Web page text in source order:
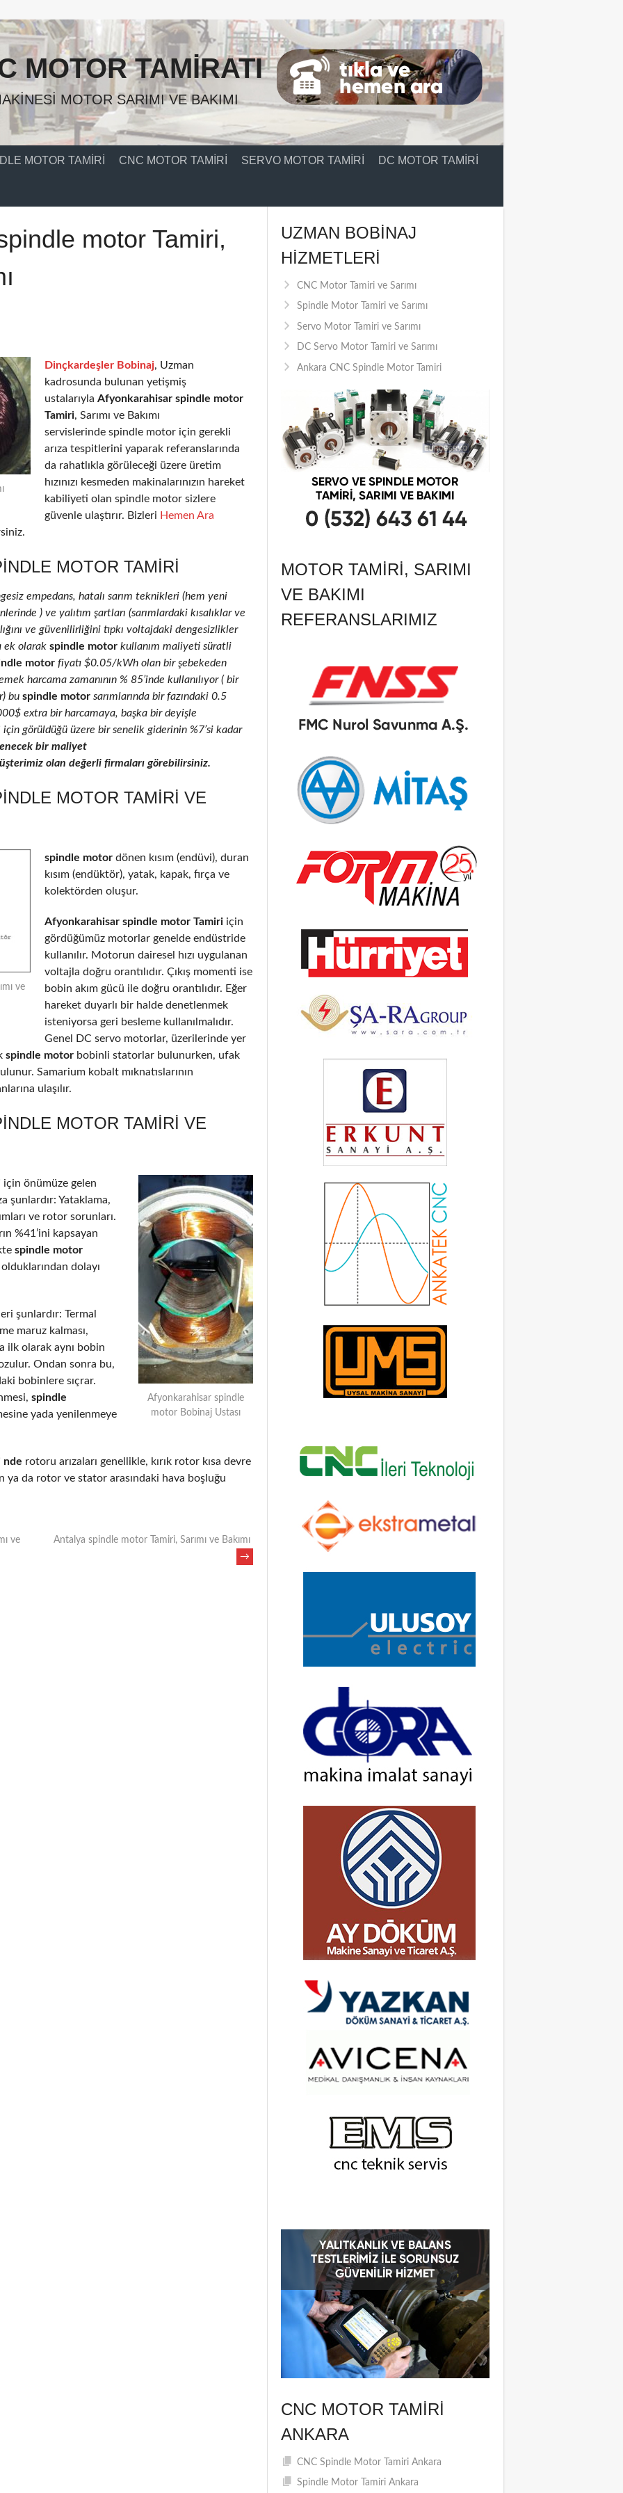
MOTOR TAMIRATI
MOTOR SARIMI VE BAKIMI
MOTOR TAMIRI CNC MOTOR TAMIRI SERVO MOTOR TAMIRI DC MOTOR TAMIRI
motor Tamiri,
Dinçkardeşler Bobinaj, Uzman
kadrosunda bulunan yetişmiş
ustalarıyla Afyonkarahisar spindle motor
Tamiri, Sarımı ve Bakımı
servislerinde spindle motor için gerekli
arıza tespitlerini yaparak referanslarında
da rahatlıkla görüleceği üzere üretim
hızınızı kesmeden makinalarınızın hareket
kabiliyeti olan spindle motor sizlere
güvenle ulaştırır. Bizleri Hemen Ara
MOTOR TAMIRI
empedans, hatalı sarım teknikleri (hem yeni
) ve yalıtım şartları (sarımlardaki kısalıklar ve
ve güvenilirliğini tıpkı voltajdaki dengesizlikler
ek olarak spindle motor kullanım maliyeti süratli
motor fiyatı $0.05/kWh olan bir şebekeden
harcama zamanının % 85’inde kullanılıyor ( bir
bu spindle motor sarımlarında bir fazındaki 0.5
extra bir harcamaya, başka bir deyişle
için görüldüğü üzere bir senelik giderinin %7’si kadar
bir maliyet
olan değerli firmaları görebilirsiniz.
MOTOR TAMIRI VE
ve
spindle motor dönen kısım (endüvi), duran
kısım (endüktör), yatak, kapak, fırça ve
kolektörden oluşur.
Afyonkarahisar spindle motor Tamiri için
gördüğümüz motorlar genelde endüstride
kullanılır. Motorun dairesel hızı uygulanan
voltajla doğru orantılıdır. Çıkış momenti ise
bobin akım gücü ile doğru orantılıdır. Eğer
hareket duyarlı bir halde denetlenmek
isteniyorsa geri besleme kullanılmalıdır.
Genel DC servo motorlar, üzerilerinde yer
spindle motor bobinli statorlar bulunurken, ufak
Samarium kobalt mıknatıslarının
ulaşılır.
MOTOR TAMIRI VE
Afyonkarahisar spindle
motor Bobinaj Ustası
için önümüze gelen
şunlardır: Yataklama,
ve rotor sorunları.
%41’ini kapsayan
spindle motor
dolayı
şunlardır: Termal
maruz kalması,
ilk olarak aynı bobin
Ondan sonra bu,
bobinlere sıçrar.
spindle
yada yenilenmeye
nde rotoru arızaları genellikle, kırık rotor kısa devre
ya da rotor ve stator arasındaki hava boşluğu
ve
Antalya spindle motor Tamiri, Sarımı ve Bakımı
→
UZMAN BOBINAJ
HIZMETLERI
CNC Motor Tamiri ve Sarımı
Spindle Motor Tamiri ve Sarımı
Servo Motor Tamiri ve Sarımı
DC Servo Motor Tamiri ve Sarımı
Ankara CNC Spindle Motor Tamiri
MOTOR TAMIRI, SARIMI
VE BAKIMI
REFERANSLARIMIZ
CNC MOTOR TAMIRI
ANKARA
CNC Spindle Motor Tamiri Ankara
Spindle Motor Tamiri Ankara